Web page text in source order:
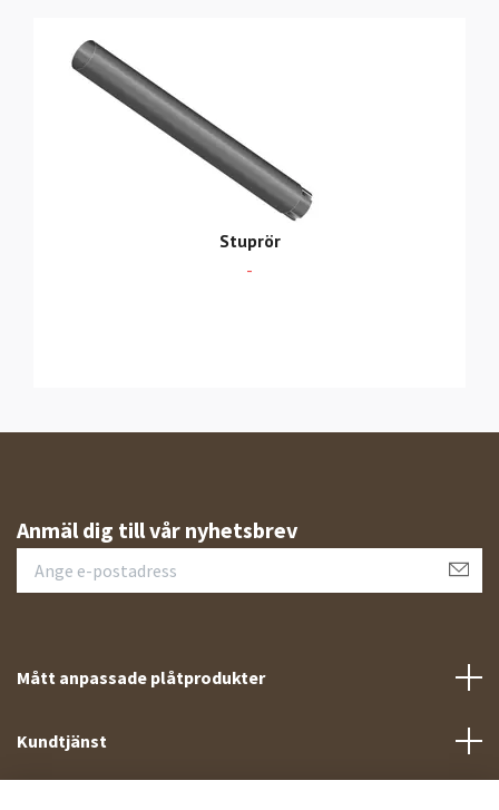
Stuprör
-
Anmäl dig till vår nyhetsbrev
Mått anpassade plåtprodukter
Kundtjänst